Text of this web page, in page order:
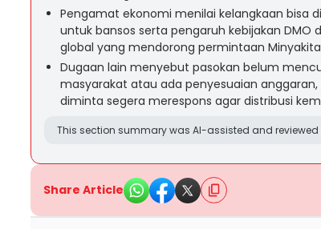
Pengamat ekonomi menilai kelangkaan bisa
untuk bansos serta pengaruh kebijakan DMO
global yang mendorong permintaan
Dugaan lain menyebut pasokan belum
masyarakat atau ada penyesuaian
diminta segera merespons agar distribusi
This section summary was AI-assisted and
Share Article